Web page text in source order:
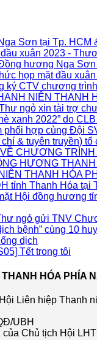
Sơn tại Tp. HCM
xuân 2023 -
hương Nga Sơn
họp mặt đầu
ký CTV chương
NIÊN THANH
ngỏ xin tài trợ
xanh 2022” do
phối hợp cùng Đội
& tuyên truyền) tổ
CHƯƠNG TRÌNH
HƯƠNG
THANH HÓA
tỉnh Thanh Hóa tại
Hội đồng hương
ngỏ gửi TNV
bệnh” cùng 10
dịch
Tết trong tôi
HÓA PHÍA
Liên hiệp Thanh
UBH
của Chủ tịch Hội